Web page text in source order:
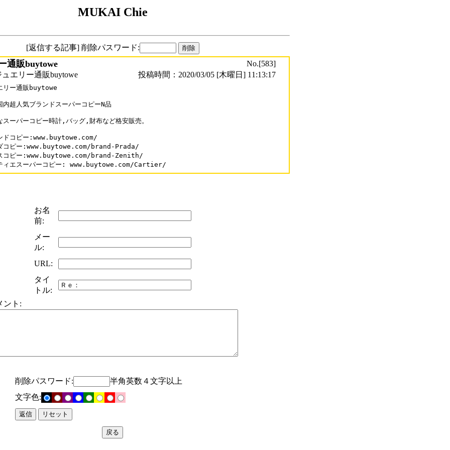
MUKAI Chie
[返信する記事] 削除パスワード:
通販buytowe
No.[583]
エリー通販buytowe
投稿時間：2020/03/05 [木曜日] 11:13:17
リー通販buytowe
内超人気ブランドスーパーコピーN品
スーパーコピー時計,バッグ,財布など格安販売。
ドコピー:www.buytowe.com/
コピー:www.buytowe.com/brand-Prada/
コピー:www.buytowe.com/brand-Zenith/
ィエスーパーコピー: www.buytowe.com/Cartier/
お名
前:
メー
ル:
URL:
タイ
トル:
ント:
削除パスワード:
半角英数４文字以上
文字色: